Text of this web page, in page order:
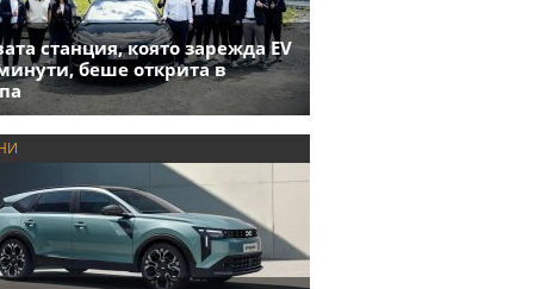
станция, която зарежда EV
беше открита в